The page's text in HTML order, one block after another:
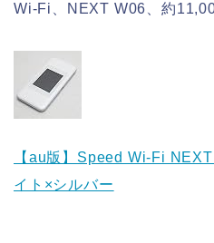
Wi-Fi、NEXT W06、約
【au版】Speed Wi-Fi
イト×シルバー